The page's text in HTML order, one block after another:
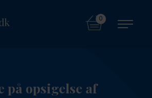
0
på opsigelse af